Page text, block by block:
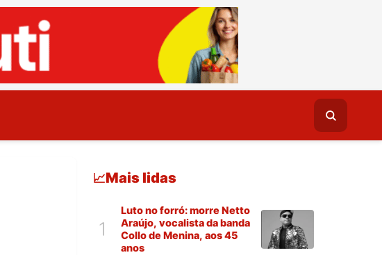
📈Mais lidas
1
Luto no forró: morre Netto
Araújo, vocalista da banda
Collo de Menina, aos 45
anos